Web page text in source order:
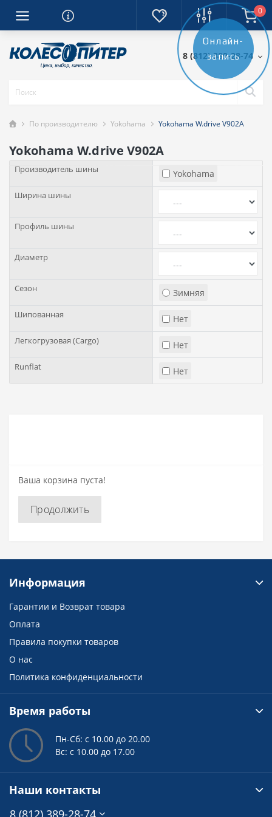
0
8 (812) 389-28-74
По производителю Yokohama Yokohama W.drive V902A
Yokohama W.drive V902A
Производитель шины Yokohama
Ширина шины
Профиль шины
Диаметр
Сезон Зимняя
Шипованная Нет
Легкогрузовая (Cargo) Нет
Runflat Нет
Ваша корзина пуста!
Продолжить
Онлайн-
запись
Информация
Гарантии и Возврат товара
Оплата
Правила покупки товаров
О нас
Политика конфиденциальности
Время работы
Пн-Сб: с 10.00 до 20.00
Вс: с 10.00 до 17.00
Наши контакты
8 (812) 389-28-74